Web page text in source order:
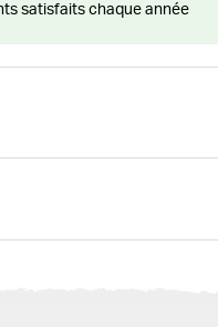
satisfaits chaque année